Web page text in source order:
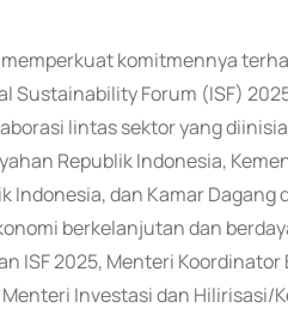
memperkuat komitmennya
Sustainability Forum (ISF)
lintas sektor yang
Republik Indonesia,
Indonesia, dan Kamar
berkelanjutan dan
ISF 2025, Menteri
Investasi dan Hilirisasi/